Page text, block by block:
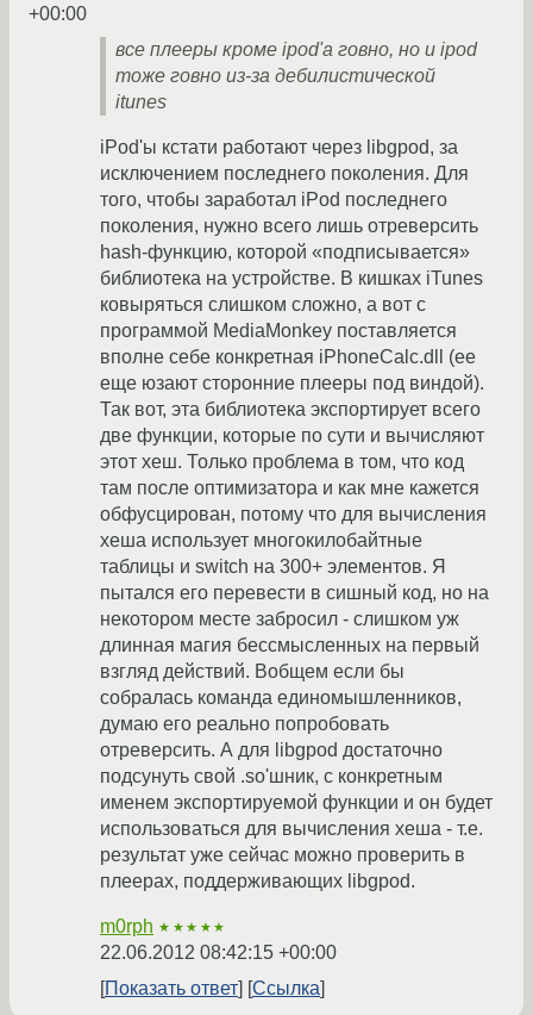
+00:00
все плееры кроме ipod'а говно, но и ipod
тоже говно из-за дебилистической
itunes
iPod'ы кстати работают через libgpod, за
исключением последнего поколения. Для
того, чтобы заработал iPod последнего
поколения, нужно всего лишь отреверсить
hash-функцию, которой «подписывается»
библиотека на устройстве. В кишках iTunes
ковыряться слишком сложно, а вот с
программой MediaMonkey поставляется
вполне себе конкретная iPhoneCalc.dll (ее
еще юзают сторонние плееры под виндой).
Так вот, эта библиотека экспортирует всего
две функции, которые по сути и вычисляют
этот хеш. Только проблема в том, что код
там после оптимизатора и как мне кажется
обфусцирован, потому что для вычисления
хеша использует многокилобайтные
таблицы и switch на 300+ элементов. Я
пытался его перевести в сишный код, но на
некотором месте забросил - слишком уж
длинная магия бессмысленных на первый
взгляд действий. Вобщем если бы
собралась команда единомышленников,
думаю его реально попробовать
отреверсить. А для libgpod достаточно
подсунуть свой .so'шник, с конкретным
именем экспортируемой функции и он будет
использоваться для вычисления хеша - т.е.
результат уже сейчас можно проверить в
плеерах, поддерживающих libgpod.
m0rph ★★★★★
22.06.2012 08:42:15 +00:00
Показать ответ
Ссылка